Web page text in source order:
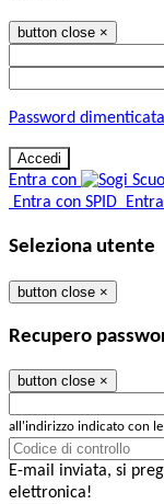
button close ×
Password
Entra con
Entra con SPID
Seleziona utente
button close ×
Recupero
button close ×
all'indirizzo indicato con
E-mail inviata, si
elettronica!